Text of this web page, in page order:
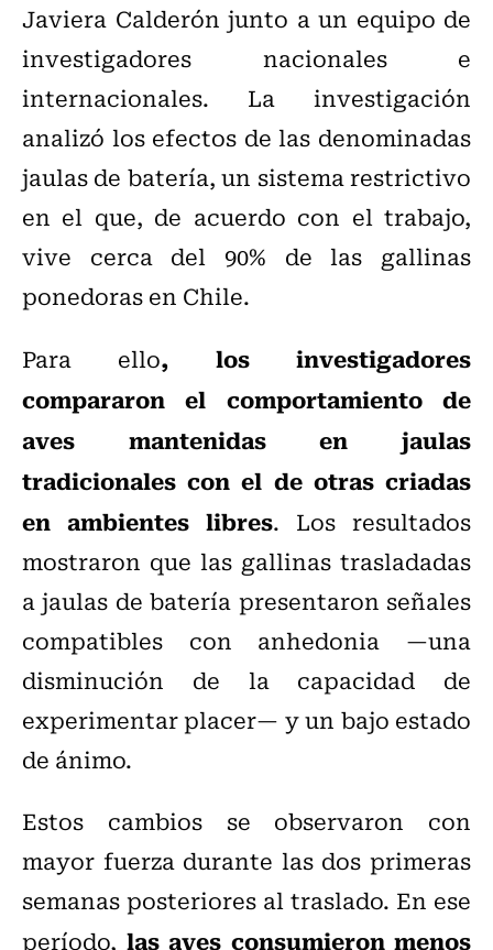
Javiera Calderón junto a un equipo de
investigadores nacionales e
internacionales. La investigación
analizó los efectos de las denominadas
jaulas de batería, un sistema restrictivo
en el que, de acuerdo con el trabajo,
vive cerca del 90% de las gallinas
ponedoras en Chile.
Para ello, los investigadores
compararon el comportamiento de
aves mantenidas en jaulas
tradicionales con el de otras criadas
en ambientes libres. Los resultados
mostraron que las gallinas trasladadas
a jaulas de batería presentaron señales
compatibles con anhedonia —una
disminución de la capacidad de
experimentar placer— y un bajo estado
de ánimo.
Estos cambios se observaron con
mayor fuerza durante las dos primeras
semanas posteriores al traslado. En ese
período, las aves consumieron menos